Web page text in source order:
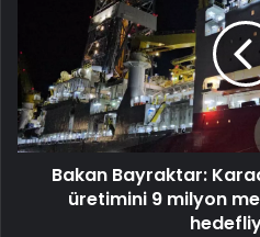
Karadeniz'deki
gaz
üretimini
9
milyon
metreküpe
çıkarmayı
hedefliyoruz
Bakan Bayraktar:
üretimini 9 milyon